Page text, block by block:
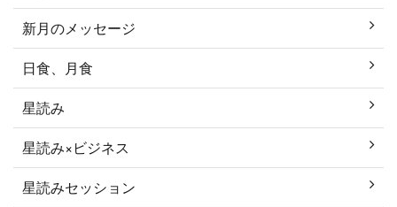
新月のメッセージ
日食、月食
星読み
星読み×ビジネス
星読みセッション